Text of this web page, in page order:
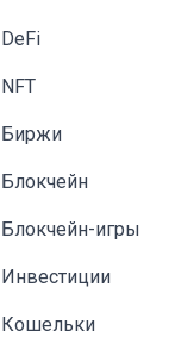
DeFi
NFT
Биржи
Блокчейн
Блокчейн-игры
Инвестиции
Кошельки